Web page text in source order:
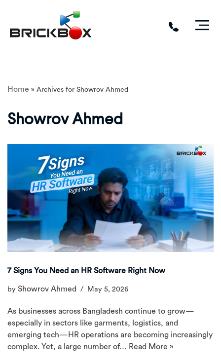
Skip
to
Home » Archives for Showrov Ahmed
Showrov Ahmed
7 Signs You Need an HR Software Right Now
by Showrov Ahmed May 5, 2026
As businesses across Bangladesh continue to grow—
especially in sectors like garments, logistics, and
emerging tech—HR operations are becoming increasingly
complex. Yet, a large number of… Read More »